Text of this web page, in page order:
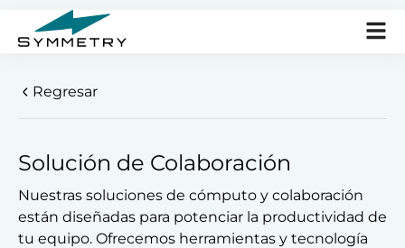
Regresar
Solución de Colaboración
Nuestras soluciones de cómputo y colaboración
están diseñadas para potenciar la productividad de
tu equipo. Ofrecemos herramientas y tecnología